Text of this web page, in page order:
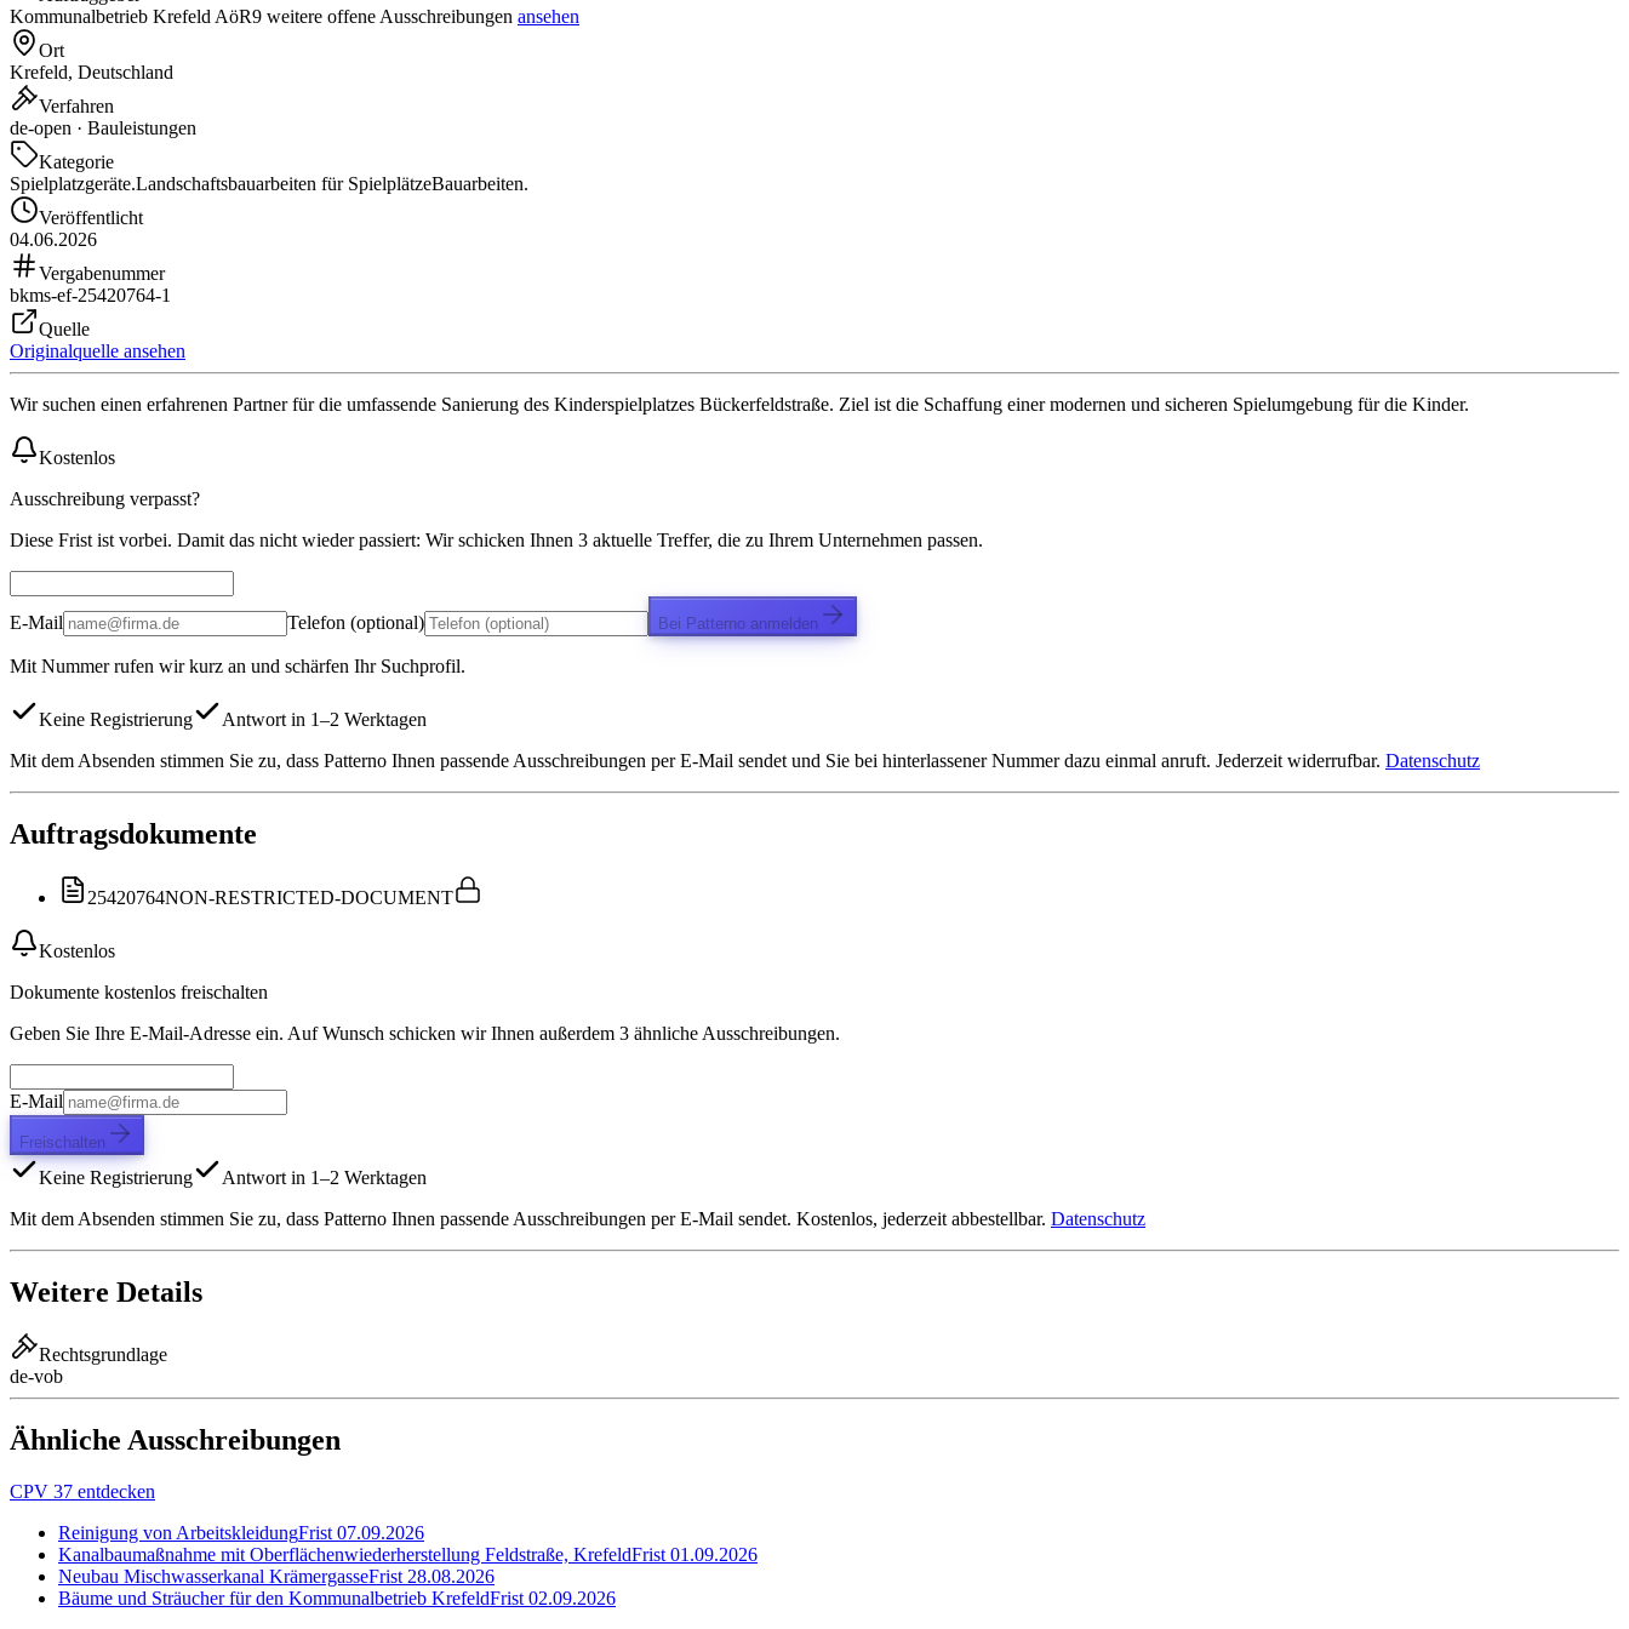
Kommunalbetrieb Krefeld AöR9 weitere offene Ausschreibungen ansehen
Ort
Krefeld, Deutschland
Verfahren
de-open · Bauleistungen
Kategorie
Spielplatzgeräte.Landschaftsbauarbeiten für SpielplätzeBauarbeiten.
Veröffentlicht
04.06.2026
Vergabenummer
bkms-ef-25420764-1
Quelle
Originalquelle ansehen
Wir suchen einen erfahrenen Partner für die umfassende Sanierung des Kinderspielplatzes Bückerfeldstraße. Ziel ist die Schaffung einer modernen und sicheren Spielumgebung für die Kinder.
Kostenlos
Ausschreibung verpasst?
Diese Frist ist vorbei. Damit das nicht wieder passiert: Wir schicken Ihnen 3 aktuelle Treffer, die zu Ihrem Unternehmen passen.
E-Mail Telefon (optional) Bei Patterno anmelden
Mit Nummer rufen wir kurz an und schärfen Ihr Suchprofil.
Keine Registrierung
Antwort in 1–2 Werktagen
Mit dem Absenden stimmen Sie zu, dass Patterno Ihnen passende Ausschreibungen per E-Mail sendet und Sie bei hinterlassener Nummer dazu einmal anruft. Jederzeit widerrufbar. Datenschutz
Auftragsdokumente
25420764NON-RESTRICTED-DOCUMENT
Kostenlos
Dokumente kostenlos freischalten
Geben Sie Ihre E-Mail-Adresse ein. Auf Wunsch schicken wir Ihnen außerdem 3 ähnliche Ausschreibungen.
E-Mail
Freischalten
Keine Registrierung
Antwort in 1–2 Werktagen
Mit dem Absenden stimmen Sie zu, dass Patterno Ihnen passende Ausschreibungen per E-Mail sendet. Kostenlos, jederzeit abbestellbar. Datenschutz
Weitere Details
Rechtsgrundlage
de-vob
Ähnliche Ausschreibungen
CPV 37 entdecken
Reinigung von ArbeitskleidungFrist 07.09.2026
Kanalbaumaßnahme mit Oberflächenwiederherstellung Feldstraße, KrefeldFrist 01.09.2026
Neubau Mischwasserkanal KrämergasseFrist 28.08.2026
Bäume und Sträucher für den Kommunalbetrieb KrefeldFrist 02.09.2026